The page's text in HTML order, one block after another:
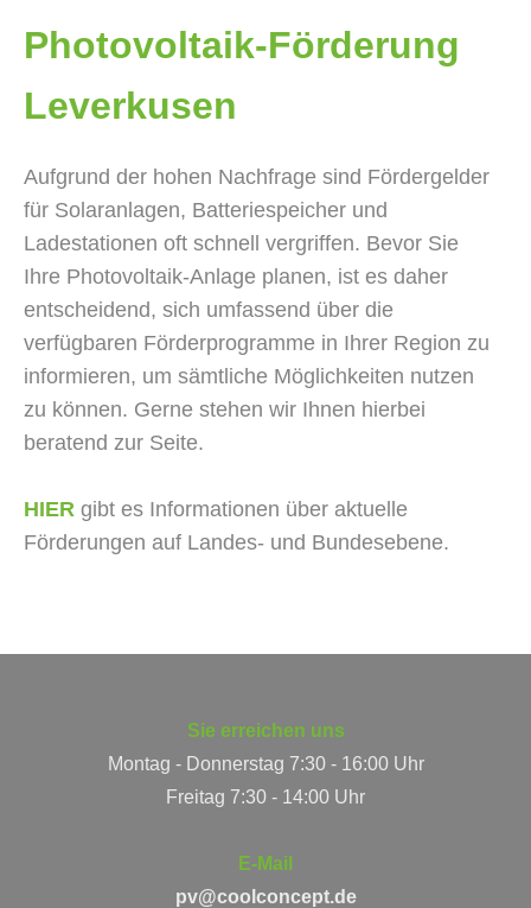
Photovoltaik-Förderung
Leverkusen
Aufgrund der hohen Nachfrage sind Fördergelder
für Solaranlagen, Batteriespeicher und
Ladestationen oft schnell vergriffen. Bevor Sie
Ihre Photovoltaik-Anlage planen, ist es daher
entscheidend, sich umfassend über die
verfügbaren Förderprogramme in Ihrer Region zu
informieren, um sämtliche Möglichkeiten nutzen
zu können. Gerne stehen wir Ihnen hierbei
beratend zur Seite.
HIER gibt es Informationen über aktuelle
Förderungen auf Landes- und Bundesebene.
Sie erreichen uns
Montag - Donnerstag 7:30 - 16:00 Uhr
Freitag 7:30 - 14:00 Uhr
E-Mail
pv@coolconcept.de